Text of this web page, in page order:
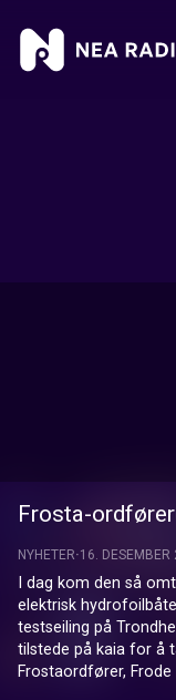
Frosta-
NYHETER 16. DESEMBER
I dag kom den så
elektrisk
testseiling på
tilstede på kaia for å
Frostaordfører, Frode